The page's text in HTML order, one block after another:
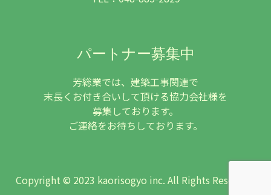
パートナー募集中
芳総業では、建築工事関連で
末長くお付き合いして頂ける協力会社様を
募集しております。
ご連絡をお待ちしております。
Copyright © 2023 kaorisogyo inc. All Rights Reserved.